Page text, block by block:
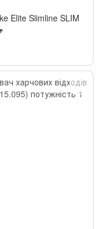
Elite Slimline SLIM